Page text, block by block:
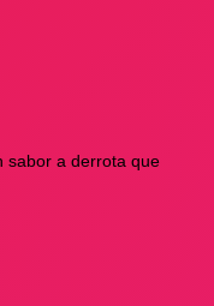
sabor a derrota que